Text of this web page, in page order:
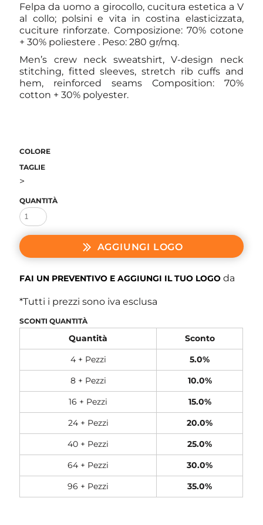
Felpa da uomo a girocollo, cucitura estetica a V
al collo; polsini e vita in costina elasticizzata,
cuciture rinforzate. Composizione: 70% cotone
+ 30% poliestere . Peso: 280 gr/mq.
Men’s crew neck sweatshirt, V-design neck
stitching, fitted sleeves, stretch rib cuffs and
hem, reinforced seams Composition: 70%
cotton + 30% polyester.
COLORE
TAGLIE
>
QUANTITÀ
AGGIUNGI LOGO
FAI UN PREVENTIVO E AGGIUNGI IL TUO LOGO da
*Tutti i prezzi sono iva esclusa
SCONTI QUANTITÀ
Quantità
Sconto
4 + Pezzi
5.0%
8 + Pezzi
10.0%
16 + Pezzi
15.0%
24 + Pezzi
20.0%
40 + Pezzi
25.0%
64 + Pezzi
30.0%
96 + Pezzi
35.0%